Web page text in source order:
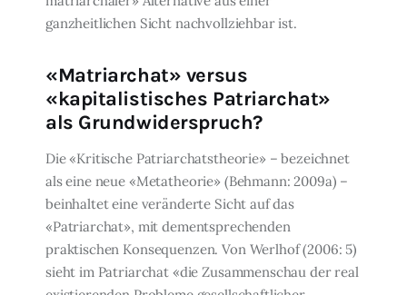
ganzheitlichen Sicht nachvollziehbar ist.
«Matriarchat» versus
«kapitalistisches Patriarchat»
als Grundwiderspruch?
Die «Kritische Patriarchatstheorie» – bezeichnet
als eine neue «Metatheorie» (Behmann: 2009a) –
beinhaltet eine veränderte Sicht auf das
«Patriarchat», mit dementsprechenden
praktischen Konsequenzen. Von Werlhof (2006: 5)
sieht im Patriarchat «die Zusammen­schau der real